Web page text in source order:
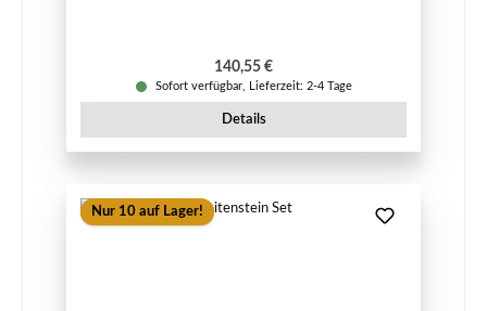
Regulärer Preis:
140,55 €
Sofort verfügbar, Lieferzeit: 2-4 Tage
Details
Nur 10 auf Lager!